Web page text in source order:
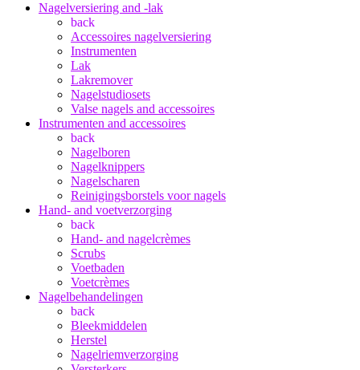
Nagelversiering and -lak
back
Accessoires nagelversiering
Instrumenten
Lak
Lakremover
Nagelstudiosets
Valse nagels and accessoires
Instrumenten and accessoires
back
Nagelboren
Nagelknippers
Nagelscharen
Reinigingsborstels voor nagels
Hand- and voetverzorging
back
Hand- and nagelcrèmes
Scrubs
Voetbaden
Voetcrèmes
Nagelbehandelingen
back
Bleekmiddelen
Herstel
Nagelriemverzorging